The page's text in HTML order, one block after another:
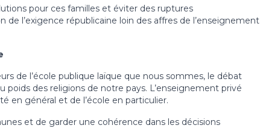
pour ces familles et éviter des ruptures
l’exigence républicaine loin des affres de l’enseignement
de l’école publique laïque que nous sommes, le débat
des religions de notre pays. L’enseignement privé
en général et de l’école en particulier.
et de garder une cohérence dans les décisions